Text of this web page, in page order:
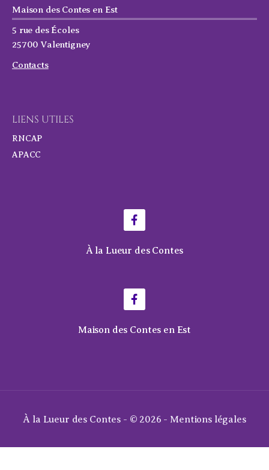
Maison des Contes en Est
5 rue des Écoles
25700 Valentigney
Contacts
LIENS UTILES
RNCAP
APACC
À la Lueur des Contes
Maison des Contes en Est
À la Lueur des Contes - © 2026 - Mentions légales